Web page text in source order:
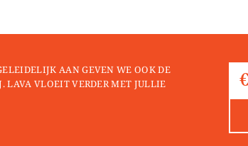
AAN GEVEN WE OOK DE
LAVA VLOEIT VERDER MET JULLIE